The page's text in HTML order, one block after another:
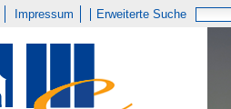
Impressum Erweiterte Suche